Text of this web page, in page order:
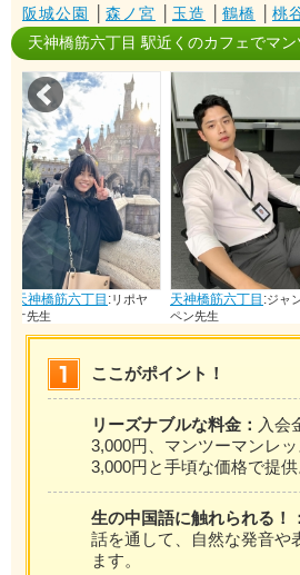
阪城公園
森ノ宮 玉造 鶴橋 桃
天神橋筋六丁目 駅近くのカフェでマン
リポヤ 天神橋筋六丁目
ジャン
天神橋筋六丁
ケツ先生
Prev
ここがポイント！
リーズナブルな料金： 入会
3,000円、マンツーマンレッ
3,000円と手頃な価格で提供
生の中国語に触れられる！：
話を通して、自然な発音や
ます。